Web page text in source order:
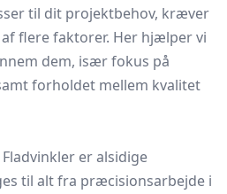
til dit projektbehov, kræver
flere faktorer. Her hjælper vi
dem, især fokus på
forholdet mellem kvalitet
Fladvinkler er alsidige
til alt fra præcisionsarbejde i